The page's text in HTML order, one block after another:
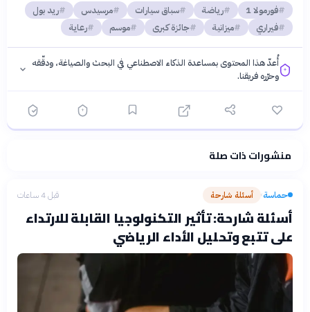
فورمولا 1 رياضة سباق سيارات مرسيدس
ريد بول
فيراري
ميزانية جائزة كبرى موسم رعاية
أُعدّ هذا المحتوى بمساعدة الذكاء الاصطناعي في البحث والصياغة، ودقّقه
وحرّره فريقنا.
فلسفتنا المعرفية· سياسة الذكاء الاصطناعيمنشورات ذات صلة
حماسة› أسئلة شارحة قبل 4 ساعات
أسئلة شارحة: تأثير التكنولوجيا القابلة للارتداء
على تتبع وتحليل الأداء الرياضي